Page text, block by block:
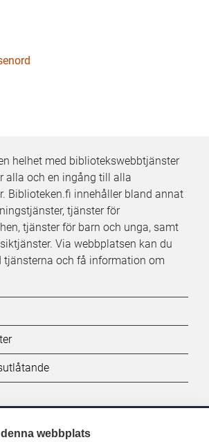
helhet med bibliotekswebbtjänster
alla och en ingång till alla
Biblioteken.fi innehåller bland annat
tjänster för
tjänster för barn och unga, samt
Via webbplatsen kan du
tjänsterna och få information om
webbplats